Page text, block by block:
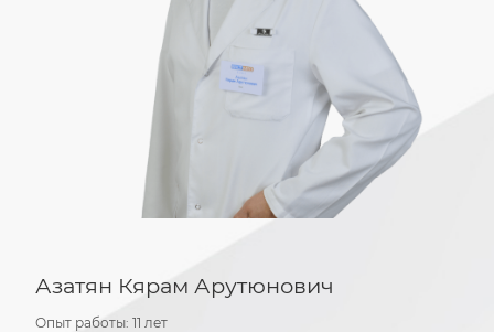
Азатян Кярам Арутюнович
Опыт работы: 11 лет